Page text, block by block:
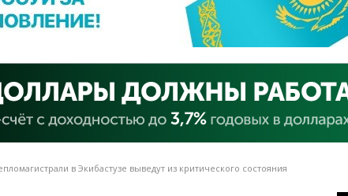
в Экибастузе выведут из критического состояния